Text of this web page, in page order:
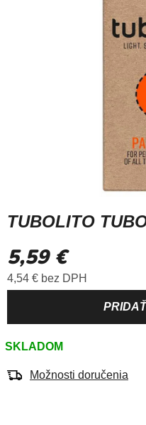
TUBOLITO
hodnotenie
produktu
je
z
hviezdičiek.
SKLADOM
Možnosti doručenia
5,59 €
4,54 € bez DPH